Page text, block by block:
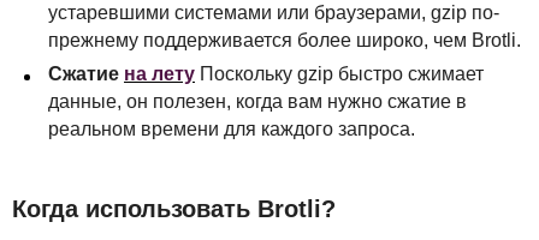
устаревшими системами или браузерами, gzip по-
прежнему поддерживается более широко, чем Brotli.
Сжатие на лету Поскольку gzip быстро сжимает
данные, он полезен, когда вам нужно сжатие в
реальном времени для каждого запроса.
Когда использовать Brotli?